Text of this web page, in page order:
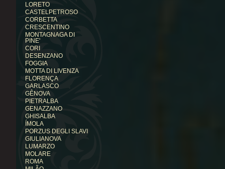
LORETO
CASTELPETROSO
CORBETTA
CRESCENTINO
MONTAGNAGA DI
PINE'
CORI
DESENZANO
FOGGIA
MOTTA DI LIVENZA
FLORENÇA
GARLASCO
GÊNOVA
PIETRALBA
GENAZZANO
GHISALBA
ÍMOLA
PORZUS DEGLI SLAVI
GIULIANOVA
LUMARZO
MOLARE
ROMA